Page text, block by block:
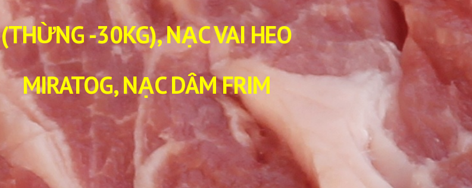
(THỪNG -30KG), NẠC VAI HEO
MIRATOG, NẠC DÂM FRIM